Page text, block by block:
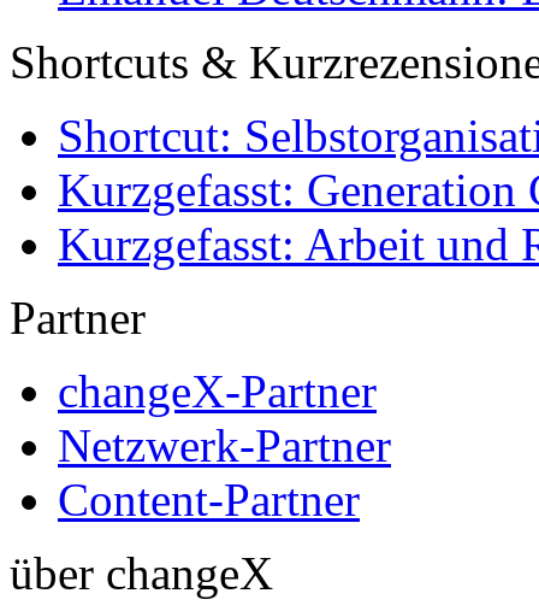
Shortcuts &
Shortcut:
Kurzgefasst: Generation
Kurzgefasst: Arbeit und
Partner
changeX-Partner
Netzwerk-Partner
Content-Partner
über changeX